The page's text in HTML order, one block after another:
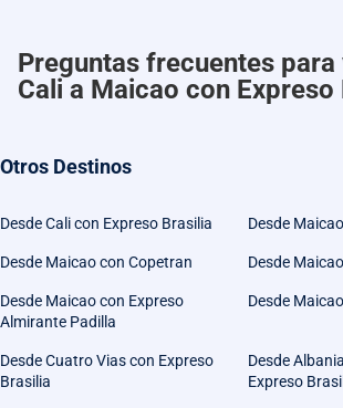
Preguntas frecuentes para
Cali a Maicao con Expreso
Otros Destinos
Desde Cali con Expreso Brasilia Desde
Desde Maicao con Copetran Desde
Desde Maicao con Expreso
Almirante Padilla
Desde
Desde Cuatro Vias con Expreso
Brasilia
Desde
Expreso